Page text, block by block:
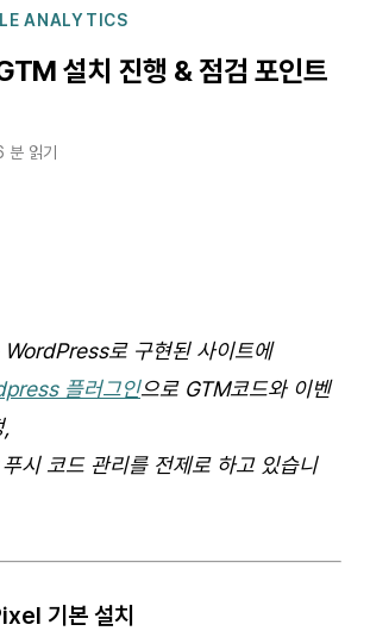
ANALYTICS
설치 진행 & 점검 포인트
분 읽기
WordPress로 구현된 사이트에
플러그인으로 GTM코드와 이벤
시 코드 관리를 전제로 하고 있습니
기본 설치